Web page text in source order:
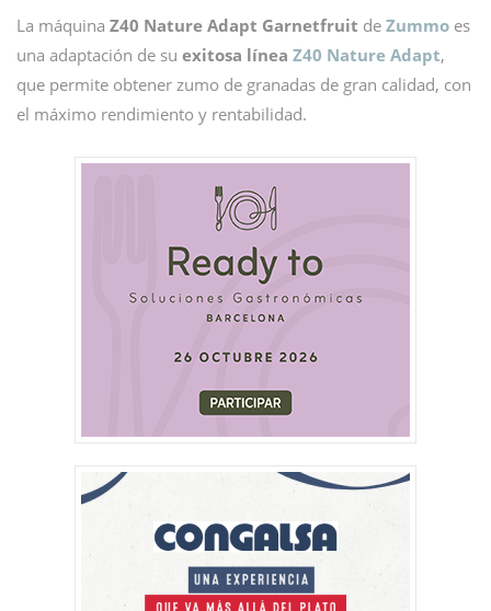
La máquina Z40 Nature Adapt Garnetfruit de Zummo es
una adaptación de su exitosa línea Z40 Nature Adapt,
que permite obtener zumo de granadas de gran calidad, con
el máximo rendimiento y rentabilidad.